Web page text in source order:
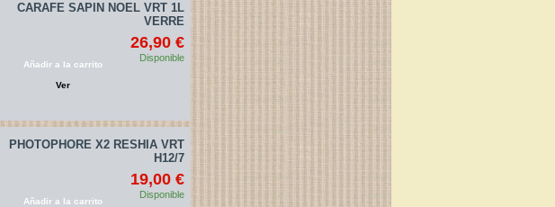
CARAFE SAPIN NOEL VRT 1L
VERRE
26,90 €
Disponible
Añadir a la carrito
Ver
PHOTOPHORE X2 RESHIA VRT
H12/7
19,00 €
Disponible
Añadir a la carrito